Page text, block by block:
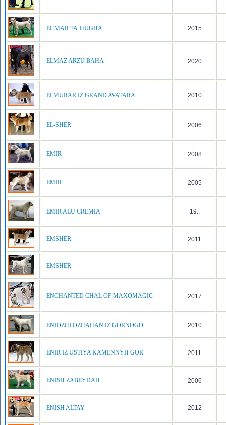
EL'MAR TA-HUGHA 2015
ELMAZ ARZU BAHA 2020
ELMURAR IZ GRAND AVATARA 2010
EL-SHER 2006
EMIR 2008
EMIR 2005
EMIR ALU CREMIA 19..
EMSHER 2011
EMSHER
ENCHANTED CHAL OF MAXOMAGIC 2017
ENIDZHI DZHAHAN IZ GORNOGO 2010
ENIR IZ USTIYA KAMENNYH GOR 2011
ENISH ZABEYDAH 2006
ENISH ALTAY 2012